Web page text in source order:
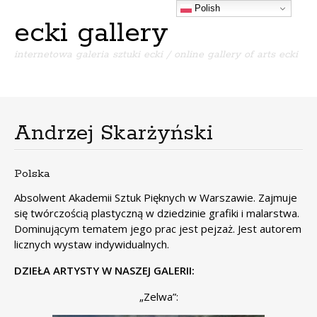
ecki gallery
internetowa galeria sztuki ecki / online gallery of arts ecki
i
p
t
o
c
o
n
t
e
t
Andrzej Skarżyński
Polska
Absolwent Akademii Sztuk Pięknych w Warszawie. Zajmuje
się twórczością plastyczną w dziedzinie grafiki i malarstwa.
Dominującym tematem jego prac jest pejzaż. Jest autorem
licznych wystaw indywidualnych.
DZIEŁA ARTYSTY W NASZEJ GALERII:
„Zelwa”:
Polish